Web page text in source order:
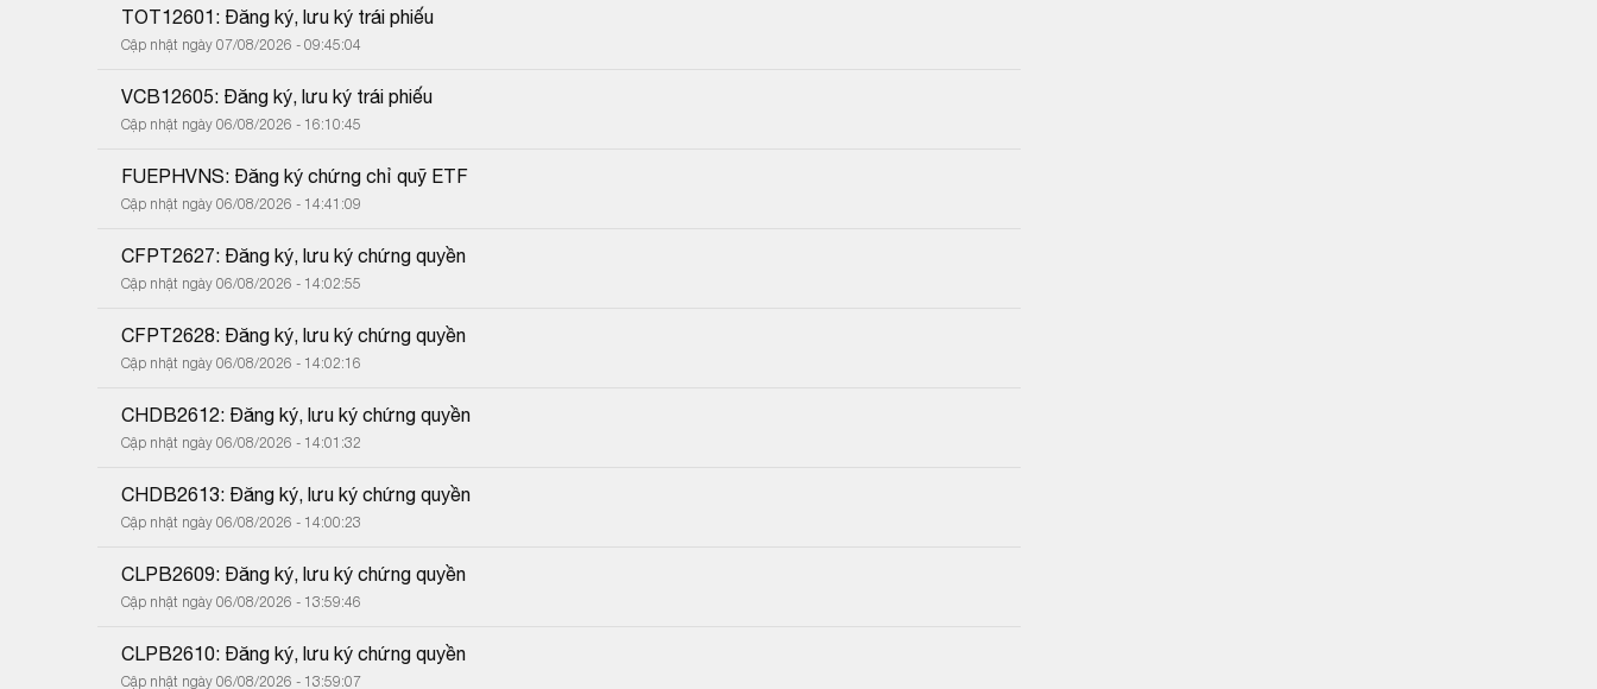
TOT12601: Đăng ký, lưu ký trái phiếu
Cập nhật ngày 07/08/2026 - 09:45:04
VCB12605: Đăng ký, lưu ký trái phiếu
Cập nhật ngày 06/08/2026 - 16:10:45
FUEPHVNS: Đăng ký chứng chỉ quỹ ETF
Cập nhật ngày 06/08/2026 - 14:41:09
CFPT2627: Đăng ký, lưu ký chứng quyền
Cập nhật ngày 06/08/2026 - 14:02:55
CFPT2628: Đăng ký, lưu ký chứng quyền
Cập nhật ngày 06/08/2026 - 14:02:16
CHDB2612: Đăng ký, lưu ký chứng quyền
Cập nhật ngày 06/08/2026 - 14:01:32
CHDB2613: Đăng ký, lưu ký chứng quyền
Cập nhật ngày 06/08/2026 - 14:00:23
CLPB2609: Đăng ký, lưu ký chứng quyền
Cập nhật ngày 06/08/2026 - 13:59:46
CLPB2610: Đăng ký, lưu ký chứng quyền
Cập nhật ngày 06/08/2026 - 13:59:07